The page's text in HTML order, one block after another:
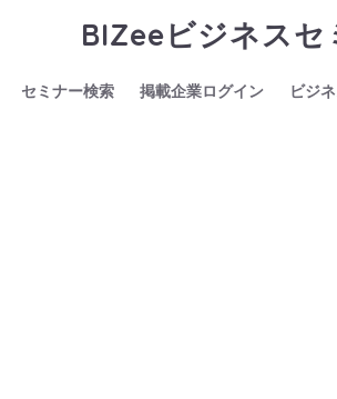
BIZeeビジネスセ
セミナー検索 掲載企業ログイン ビジ